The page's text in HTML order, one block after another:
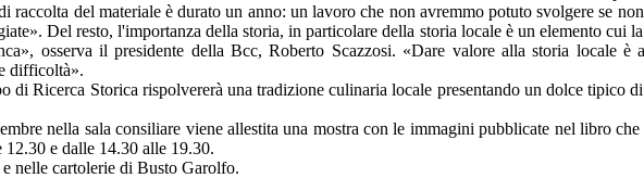
del materiale è durato un anno: un lavoro che non avremmo potuto svolgere se
Del resto, l'importanza della storia, in particolare della storia locale è un elemento cui
osserva il presidente della Bcc, Roberto Scazzosi. «Dare valore alla storia locale
difficoltà».
di Ricerca Storica rispolvererà una tradizione culinaria locale presentando un dolce
nella sala consiliare viene allestita una mostra con le immagini pubblicate nel libro
12.30 e dalle 14.30 alle 19.30.
nelle cartolerie di Busto Garolfo.